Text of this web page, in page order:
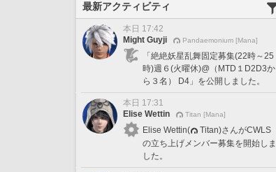
最新アクティビティ
本日 17:42
Might Guyji
Pandaemonium [Mana]
「絶絶妖星乱舞固定募集(22時～25
時)週６(火曜休)@（MTD１D2D3か
ら３名） D4」を公開しました。
本日 17:31
Elise Wettin
Titan [Mana]
Elise Wettin(
Titan)さんがCWLS
の立ち上げメンバー募集を開始しま
した。